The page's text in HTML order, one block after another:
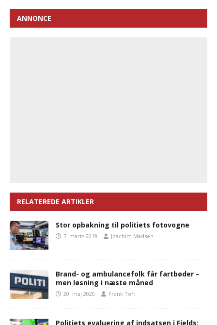
ANNONCE
RELATEREDE ARTIKLER
Stor opbakning til politiets fotovogne
7. marts 2019 Joachim Madsen
Brand- og ambulancefolk får fartbøder –
men løsning i næste måned
20. maj 2020 Frank Toft
Politiets evaluering af indsatsen i Fields: